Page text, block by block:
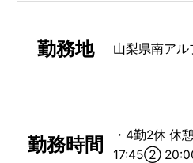
勤務地 ⼭梨県南ア
勤務時間
・4勤2休
17:45②